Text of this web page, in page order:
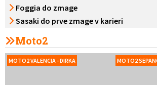
Foggia do zmage
Sasaki do prve zmage v karieri
Moto2
MOTO2 VALENCIA - DIRKA MOTO2